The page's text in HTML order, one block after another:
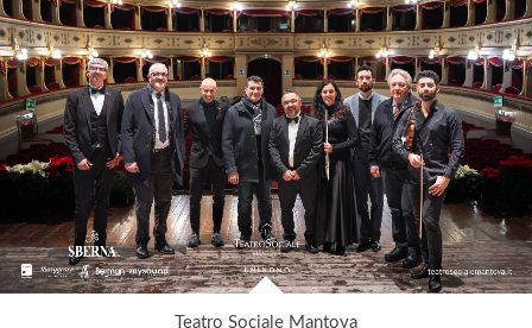
Teatro Sociale Mantova